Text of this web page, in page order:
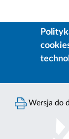
Wersja do